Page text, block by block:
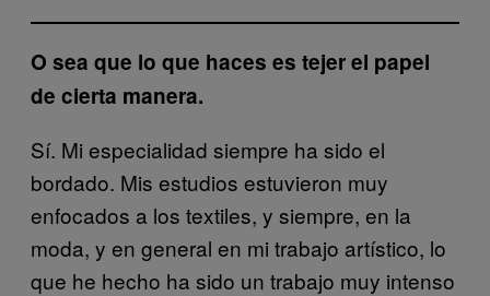
O sea que lo que haces es tejer el papel
de cierta manera.
Sí. Mi especialidad siempre ha sido el
bordado. Mis estudios estuvieron muy
enfocados a los textiles, y siempre, en la
moda, y en general en mi trabajo artístico, lo
que he hecho ha sido un trabajo muy intenso